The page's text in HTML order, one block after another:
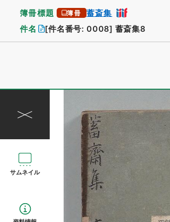
簿冊標題 簿冊 蓄斎集
件名 [件名番号: 0008] 蓄斎集8
サムネイル